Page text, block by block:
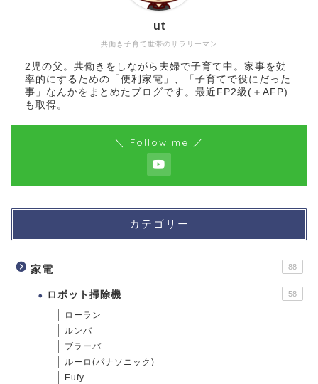
共働き子育て世帯のサラリーマン
ut
2児の父。共働きをしながら夫婦で子育て中。家事を効
率的にするための「便利家電」、「子育てで役にだった
事」なんかをまとめたブログです。最近FP2級(＋AFP)
も取得。
＼ Follow me ／
カテゴリー
家電 88
ロボット掃除機 58
ローラン
ルンバ
ブラーバ
ルーロ(パナソニック)
Eufy